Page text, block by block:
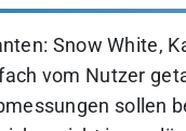
Snow White,
vom Nutzer
sollen